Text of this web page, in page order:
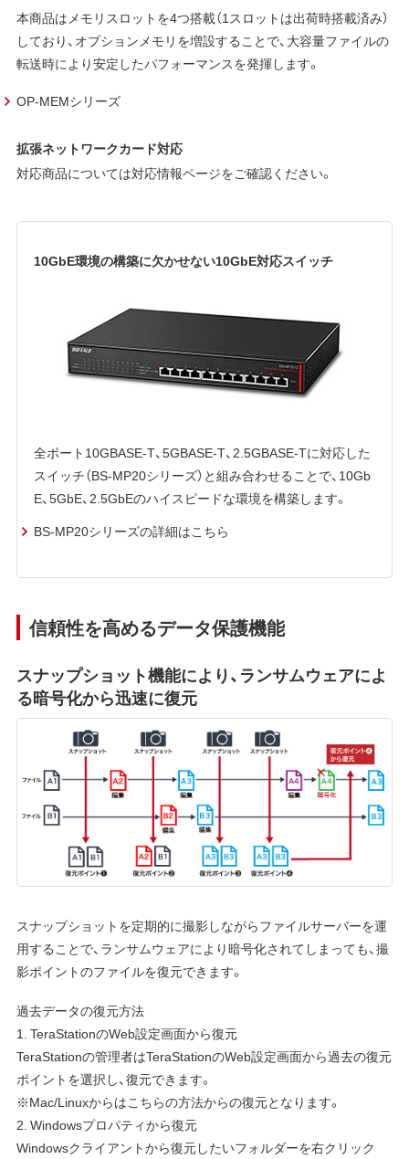
本商品はメモリスロットを4つ搭載（1スロットは出荷時搭載済み）
しており、オプションメモリを増設することで、大容量ファイルの
転送時により安定したパフォーマンスを発揮します。
OP-MEMシリーズ
拡張ネットワークカード対応
対応商品については対応情報ページをご確認ください。
10GbE環境の構築に欠かせない10GbE対応スイッチ
全ポート10GBASE-T、5GBASE-T、2.5GBASE-Tに対応した
スイッチ（BS-MP20シリーズ）と組み合わせることで、10Gb
E、5GbE、2.5GbEのハイスピードな環境を構築します。
BS-MP20シリーズの詳細はこちら
信頼性を高めるデータ保護機能
スナップショット機能により、ランサムウェアによ
る暗号化から迅速に復元
スナップショットを定期的に撮影しながらファイルサーバーを運
用することで、ランサムウェアにより暗号化されてしまっても、撮
影ポイントのファイルを復元できます。
過去データの復元方法
1. TeraStationのWeb設定画面から復元
TeraStationの管理者はTeraStationのWeb設定画面から過去の復元
ポイントを選択し、復元できます。
※Mac/Linuxからはこちらの方法からの復元となります。
2. Windowsプロパティから復元
Windowsクライアントから復元したいフォルダーを右クリック